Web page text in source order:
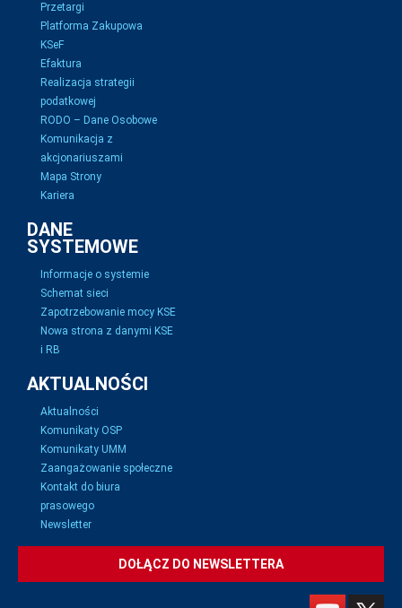
Przetargi
Platforma Zakupowa
KSeF
Efaktura
Realizacja strategii
podatkowej
RODO – Dane Osobowe
Komunikacja z
akcjonariuszami
Mapa Strony
Kariera
DANE
SYSTEMOWE
Informacje o systemie
Schemat sieci
Zapotrzebowanie mocy KSE
Nowa strona z danymi KSE
i RB
AKTUALNOŚCI
Aktualności
Komunikaty OSP
Komunikaty UMM
Zaangażowanie społeczne
Kontakt do biura
prasowego
Newsletter
DOŁĄCZ DO NEWSLETTERA